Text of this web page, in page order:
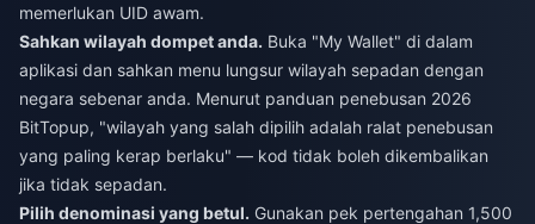
memerlukan UID awam.
Sahkan wilayah dompet anda. Buka "My Wallet" di dalam
aplikasi dan sahkan menu lungsur wilayah sepadan dengan
negara sebenar anda. Menurut panduan penebusan 2026
BitTopup, "wilayah yang salah dipilih adalah ralat penebusan
yang paling kerap berlaku" — kod tidak boleh dikembalikan
jika tidak sepadan.
Pilih denominasi yang betul. Gunakan pek pertengahan 1,500